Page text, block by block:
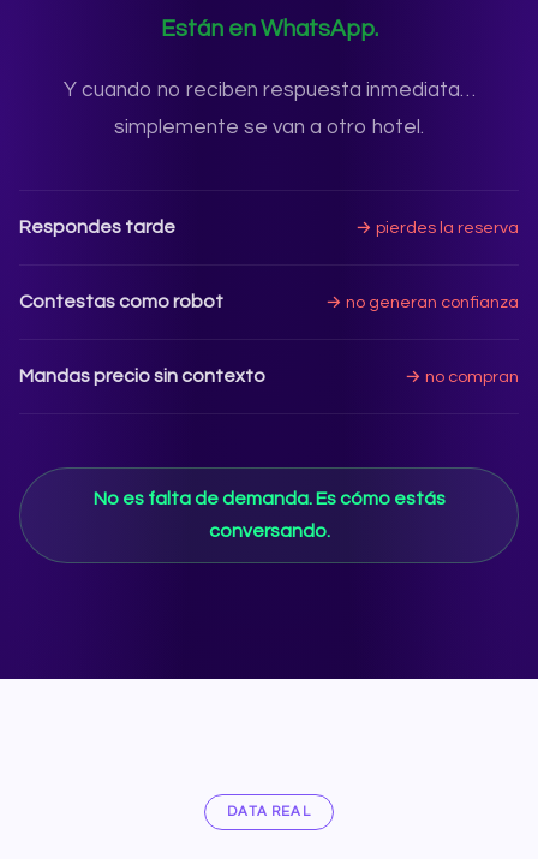
Están en WhatsApp.
Y cuando no reciben respuesta inmediata…
simplemente se van a otro hotel.
Respondes tarde → pierdes la reserva
Contestas como robot → no generan confianza
Mandas precio sin contexto → no compran
No es falta de demanda. Es cómo estás
conversando.
DATA REAL